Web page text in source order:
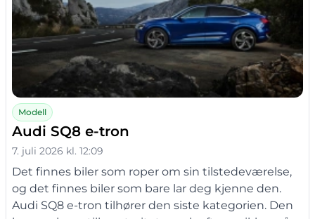
Modell
Audi SQ8 e-tron
7. juli 2026 kl. 12:09
Det finnes biler som roper om sin tilstedeværelse,
og det finnes biler som bare lar deg kjenne den.
Audi SQ8 e-tron tilhører den siste kategorien. Den